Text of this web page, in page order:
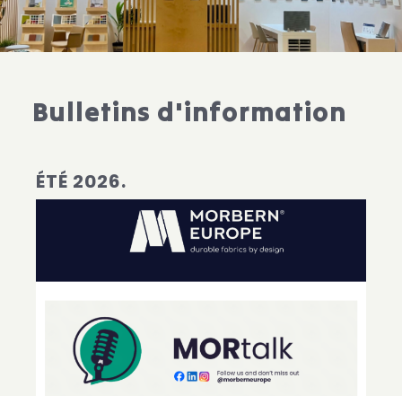
Bulletins d'information
ÉTÉ 2026.